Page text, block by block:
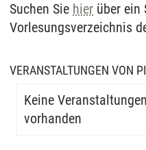
Suchen Sie hier über ein
Vorlesungsverzeichnis
VERANSTALTUNGEN VON
Keine
vorhanden